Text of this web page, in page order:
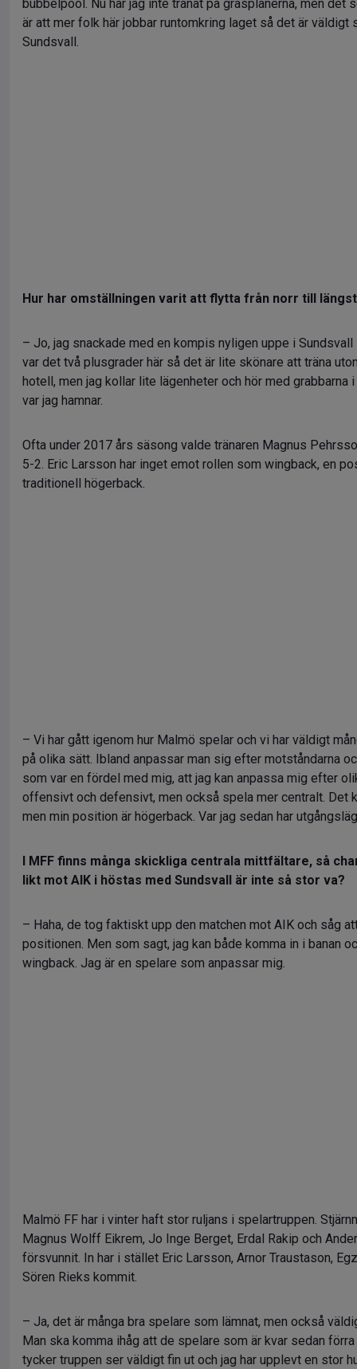
bubbelpool. Nu har jag inte tränat på gräsplanerna, men det
är att mer folk här jobbar runtomkring laget så det är
Sundsvall.
Hur har omställningen varit att flytta från norr till
– Jo, jag snackade med en kompis nyligen uppe i
var det två plusgrader här så det är lite skönare att träna
hotell, men jag kollar lite lägenheter och hör med
var jag hamnar.
Ofta under 2017 års säsong valde tränaren Magnus
5-2. Eric Larsson har inget emot rollen som wingback, en
traditionell högerback.
– Vi har gått igenom hur Malmö spelar och vi har väldigt
på olika sätt. Ibland anpassar man sig efter motståndarna
som var en fördel med mig, att jag kan anpassa mig efter
offensivt och defensivt, men också spela mer centralt. Det
men min position är högerback. Var jag sedan har
I MFF finns många skickliga centrala mittfältare, så
likt mot AIK i höstas med Sundsvall är inte så stor va?
– Haha, de tog faktiskt upp den matchen mot AIK och såg
positionen. Men som sagt, jag kan både komma in i banan
wingback. Jag är en spelare som anpassar mig.
Malmö FF har i vinter haft stor ruljans i spelartruppen.
Magnus Wolff Eikrem, Jo Inge Berget, Erdal Rakip och
försvunnit. In har i stället Eric Larsson, Arnor Traustason,
Sören Rieks kommit.
– Ja, det är många bra spelare som lämnat, men också
Man ska komma ihåg att de spelare som är kvar sedan
tycker truppen ser väldigt fin ut och jag har upplevt en stor